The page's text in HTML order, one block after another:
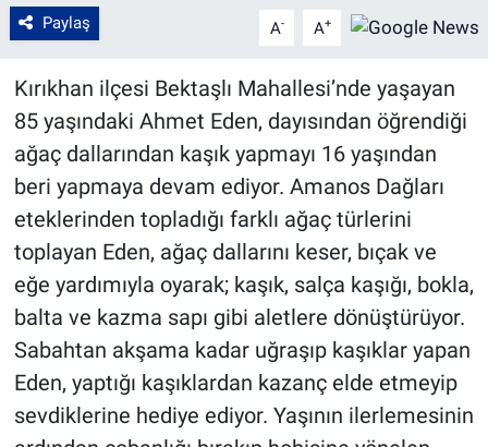
Paylaş A- A+
Kırıkhan ilçesi Bektaşlı Mahallesi’nde yaşayan
85 yaşındaki Ahmet Eden, dayısından öğrendiği
ağaç dallarından kaşık yapmayı 16 yaşından
beri yapmaya devam ediyor. Amanos Dağları
eteklerinden topladığı farklı ağaç türlerini
toplayan Eden, ağaç dallarını keser, bıçak ve
eğe yardımıyla oyarak; kaşık, salça kaşığı, bokla,
balta ve kazma sapı gibi aletlere dönüştürüyor.
Sabahtan akşama kadar uğraşıp kaşıklar yapan
Eden, yaptığı kaşıklardan kazanç elde etmeyip
sevdiklerine hediye ediyor. Yaşının ilerlemesinin